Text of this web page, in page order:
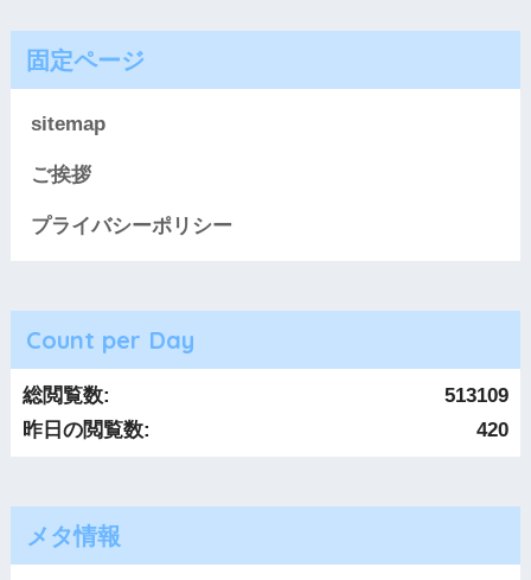
固定ページ
sitemap
ご挨拶
プライバシーポリシー
Count per Day
513109
総閲覧数:
420
昨日の閲覧数:
メタ情報